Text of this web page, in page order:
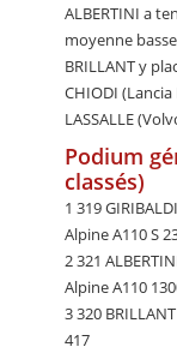
ALBERTINI a
moyenne
BRILLANT y
CHIODI
LASSALLE
Podium
classés)
1 319
Alpine A110 S
2 321
Alpine A110
3 320
417